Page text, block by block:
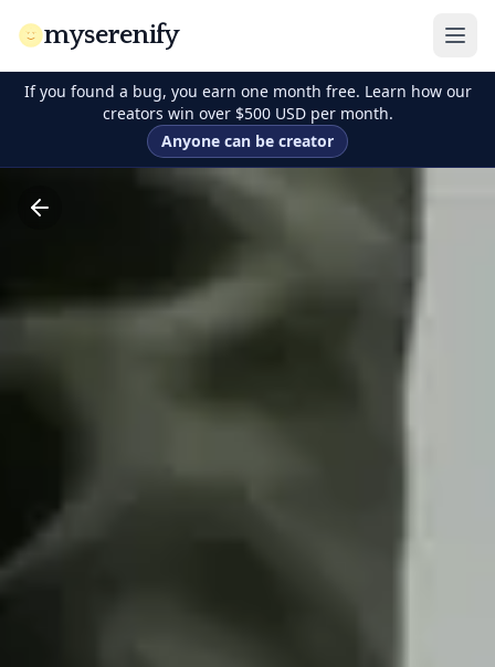
myserenify
If you found a bug, you earn one month free. Learn how our
creators win over $500 USD per month.
Anyone can be creator